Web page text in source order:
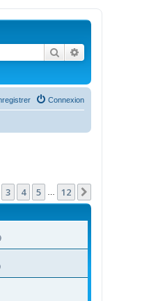
Rechercher
Connexion
12
3 4 5 12